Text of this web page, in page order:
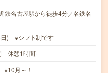
鉄名古屋駅から徒歩4分／名鉄名
日) ※シフト制です
休憩1時間)
月～！